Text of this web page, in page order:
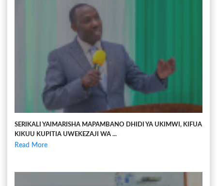
SERIKALI YAIMARISHA MAPAMBANO DHIDI YA UKIMWI, KIFUA
KIKUU KUPITIA UWEKEZAJI WA ...
Read More